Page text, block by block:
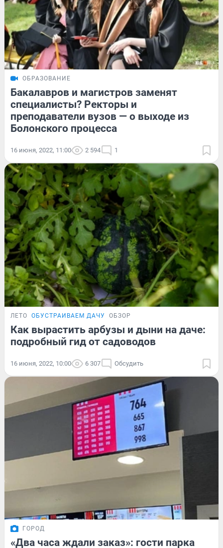
ОБРАЗОВАНИЕ
Бакалавров и магистров заменят
специалисты? Ректоры и
преподаватели вузов — о выходе из
Болонского процесса
16 июня, 2022, 11:00 2 594 1
ЛЕТО ОБУСТРАИВАЕМ ДАЧУ ОБЗОР
Как вырастить арбузы и дыни на даче:
подробный гид от садоводов
16 июня, 2022, 10:00 6 307 Обсудить
ГОРОД
«Два часа ждали заказ»: гости парка